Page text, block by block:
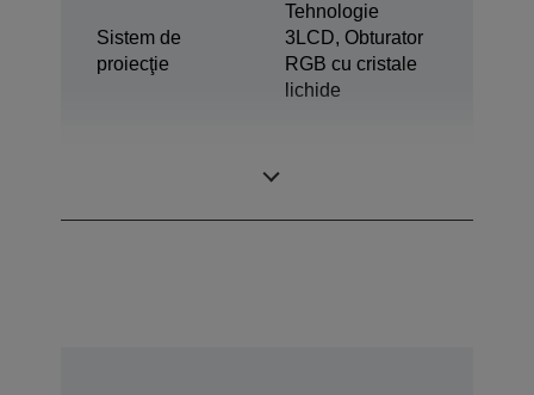
Sistem de
proiecţie
Tehnologie
3LCD, Obturator
RGB cu cristale
lichide